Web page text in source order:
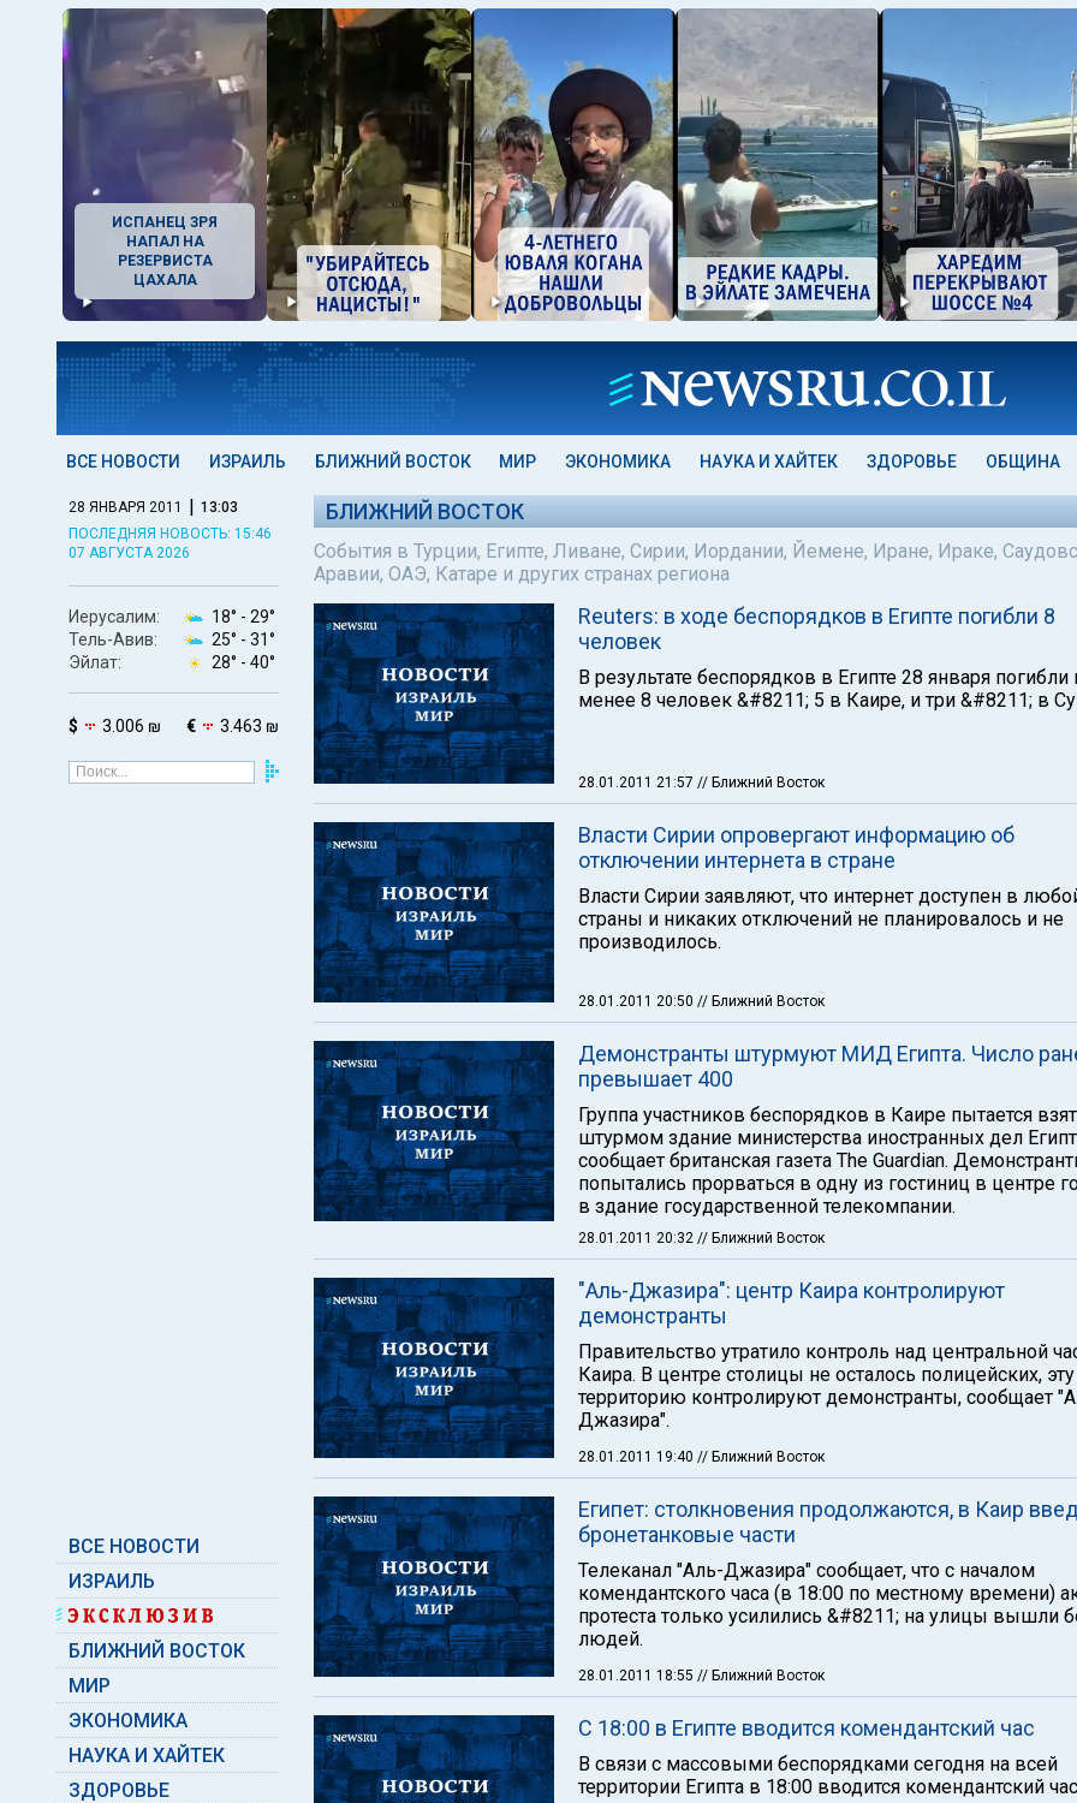
ИСПАНЕЦ ЗРЯ
НАПАЛ НА
РЕЗЕРВИСТА
ЦАХАЛА
ВСЕ НОВОСТИ ИЗРАИЛЬ БЛИЖНИЙ ВОСТОК МИР ЭКОНОМИКА НАУКА И ХАЙТЕК ЗДОРОВЬЕ ОБЩИНА
28 ЯНВАРЯ 2011 | 13:03
ПОСЛЕДНЯЯ НОВОСТЬ: 15:46
07 АВГУСТА 2026
Иерусалим: 18° - 29°
Тель-Авив:
25° - 31°
Эйлат:
28° - 40°
$ 3.006 ₪ € 3.463 ₪
ВСЕ НОВОСТИ
ИЗРАИЛЬ
БЛИЖНИЙ ВОСТОК
МИР
ЭКОНОМИКА
НАУКА И ХАЙТЕК
ЗДОРОВЬЕ
БЛИЖНИЙ ВОСТОК
События в Турции, Египте, Ливане, Сирии, Иордании, Йемене, Иране, Ираке,
Аравии, ОАЭ, Катаре и других странах региона
Reuters: в ходе беспорядков в Египте погибли 8
человек
В результате беспорядков в Египте 28 января погибли
менее 8 человек &#8211; 5 в Каире, и три &#8211; в
28.01.2011 21:57 // Ближний Восток
Власти Сирии опровергают информацию об
отключении интернета в стране
Власти Сирии заявляют, что интернет доступен в
страны и никаких отключений не планировалось и не
производилось.
28.01.2011 20:50 // Ближний Восток
Демонстранты штурмуют МИД Египта. Число
превышает 400
Группа участников беспорядков в Каире пытается
штурмом здание министерства иностранных дел
сообщает британская газета The Guardian.
попытались прорваться в одну из гостиниц в центре
в здание государственной телекомпании.
28.01.2011 20:32 // Ближний Восток
"Аль-Джазира": центр Каира контролируют
демонстранты
Правительство утратило контроль над центральной
Каира. В центре столицы не осталось полицейских, эту
территорию контролируют демонстранты, сообщает
Джазира".
28.01.2011 19:40 // Ближний Восток
Египет: столкновения продолжаются, в Каир
бронетанковые части
Телеканал "Аль-Джазира" сообщает, что с началом
комендантского часа (в 18:00 по местному времени)
протеста только усилились &#8211; на улицы вышли
людей.
28.01.2011 18:55 // Ближний Восток
С 18:00 в Египте вводится комендантский час
В связи с массовыми беспорядками сегодня на всей
территории Египта в 18:00 вводится комендантский